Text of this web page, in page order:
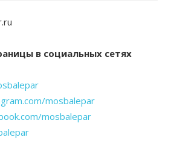
в социальных сетях
mosbalepar
mosbalepar